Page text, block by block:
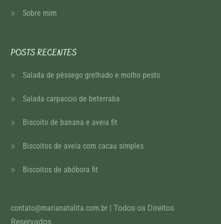
Sobre mim
POSTS RECENTES
Salada de pêssego grelhado e molho pesto
Salada carpaccio de beterraba
Biscoito de banana e aveia fit
Biscoitos de aveia com cacau simples
Biscoitos de abóbora fit
contato@marianatalita.com.br | Todos os Direitos
Reservados